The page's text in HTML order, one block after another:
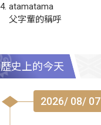
atamatama
父字輩的稱呼
歷史上的今天
2026/ 08/ 07